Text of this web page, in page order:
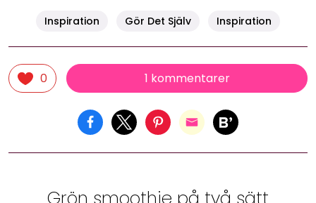
Inspiration Gör Det Själv Inspiration
0 1 kommentarer